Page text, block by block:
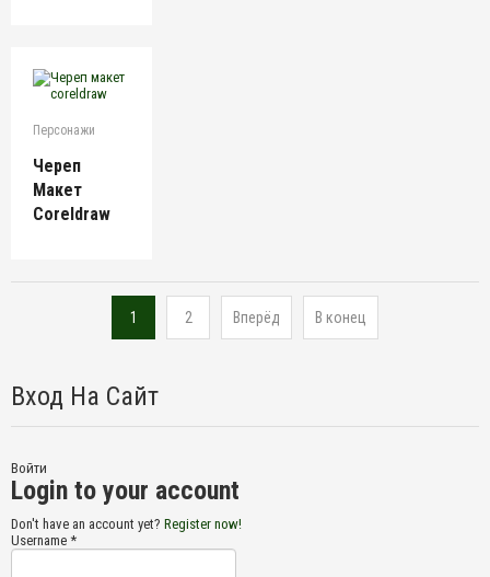
Персонажи
Череп
Макет
Coreldraw
1 2 Вперёд В конец
Вход На Сайт
Войти
Login to your account
Don't have an account yet? Register now!
Username *